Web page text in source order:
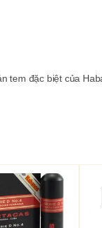
tem đặc biệt của